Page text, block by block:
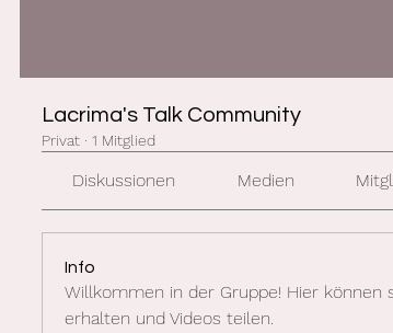
Lacrima's Talk Community
Privat · 1 Mitglied
Diskussionen Medien
Info
Willkommen in der Gruppe! Hier können
erhalten und Videos teilen.